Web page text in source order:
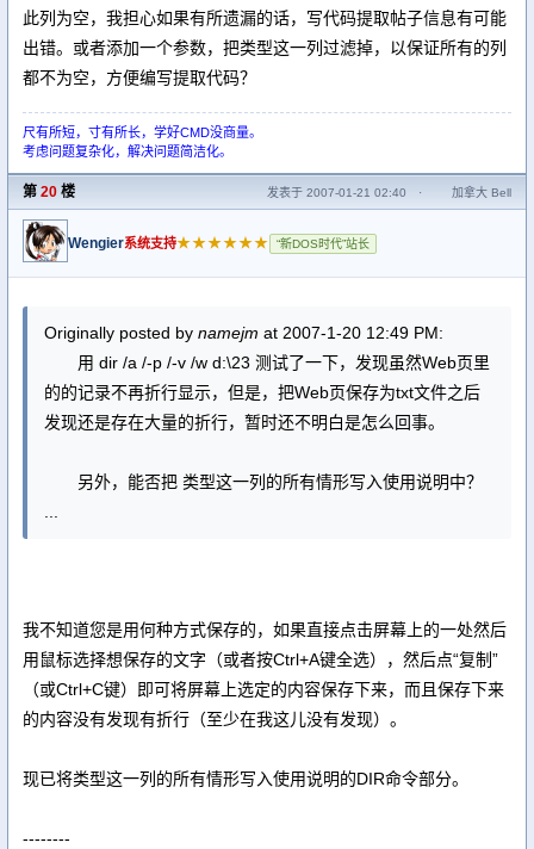
此列为空，我担心如果有所遗漏的话，写代码提取帖子信息有可能
出错。或者添加一个参数，把类型这一列过滤掉，以保证所有的列
都不为空，方便编写提取代码？
尺有所短，寸有所长，学好CMD没商量。
考虑问题复杂化，解决问题简洁化。
第 20 楼 发表于 2007-01-21 02:40 · 加拿大 Bell
Wengier系统支持★★★★★★ “新DOS时代”站长
Originally posted by namejm at 2007-1-20 12:49 PM:
用 dir /a /-p /-v /w d:\23 测试了一下，发现虽然Web页里
的的记录不再折行显示，但是，把Web页保存为txt文件之后
发现还是存在大量的折行，暂时还不明白是怎么回事。
另外，能否把 类型这一列的所有情形写入使用说明中？
我不知道您是用何种方式保存的，如果直接点击屏幕上的一处然后
用鼠标选择想保存的文字（或者按Ctrl+A键全选），然后点“复制”
（或Ctrl+C键）即可将屏幕上选定的内容保存下来，而且保存下来
的内容没有发现有折行（至少在我这儿没有发现）。
现已将类型这一列的所有情形写入使用说明的DIR命令部分。
--------